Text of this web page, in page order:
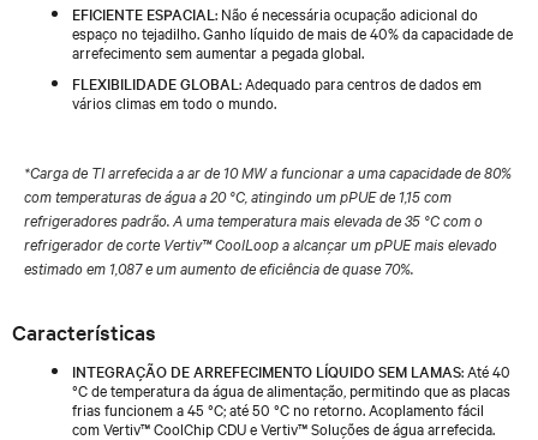
EFICIENTE ESPACIAL : Não é necessária ocupação adicional do
espaço no tejadilho. Ganho líquido de mais de 40% da capacidade de
arrefecimento sem aumentar a pegada global.
FLEXIBILIDADE GLOBAL : Adequado para centros de dados em
vários climas em todo o mundo.
*Carga de TI arrefecida a ar de 10 MW a funcionar a uma capacidade de 80%
com temperaturas de água a 20 °C, atingindo um pPUE de 1,15 com
refrigeradores padrão. A uma temperatura mais elevada de 35 °C com o
refrigerador de corte Vertiv™ CoolLoop a alcançar um pPUE mais elevado
estimado em 1,087 e um aumento de eficiência de quase 70%.
Características
INTEGRAÇÃO DE ARREFECIMENTO LÍQUIDO SEM LAMAS: Até 40
°C de temperatura da água de alimentação, permitindo que as placas
frias funcionem a 45 °C; até 50 °C no retorno. Acoplamento fácil
com Vertiv™ CoolChip CDU e Vertiv™ Soluções de água arrefecida.